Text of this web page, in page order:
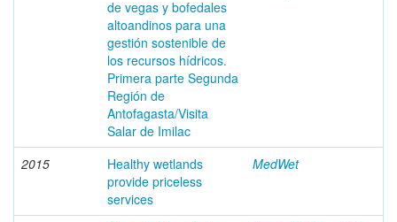
de vegas y bofedales
altoandinos para una
gestión sostenible de
los recursos hídricos.
Primera parte Segunda
Región de
Antofagasta/Visita
Salar de Imilac
2015
Healthy wetlands
provide priceless
services
MedWet